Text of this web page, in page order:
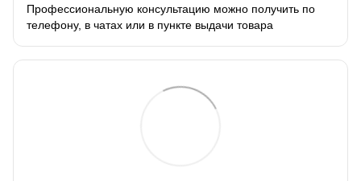
Профессиональную консультацию можно получить по
телефону, в чатах или в пункте выдачи товара